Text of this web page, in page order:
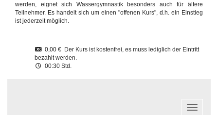
werden, eignet sich Wassergymnastik besonders auch für ältere
Teilnehmer. Es handelt sich um einen "offenen Kurs", d.h. ein Einstieg
ist jederzeit möglich.
0,00 € Der Kurs ist kostenfrei, es muss lediglich der Eintritt
bezahlt werden.
00:30 Std.